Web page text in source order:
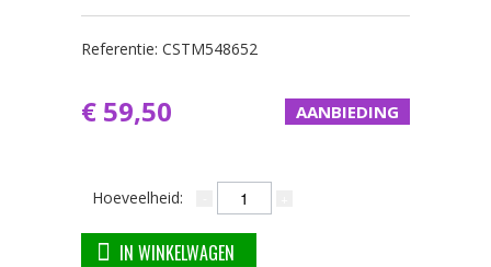
Referentie: CSTM548652
€ 59,50 AANBIEDING
Hoeveelheid:
IN WINKELWAGEN